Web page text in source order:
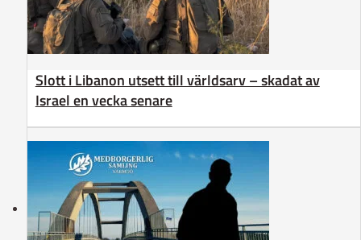
Slott i Libanon utsett till världsarv – skadat av
Israel en vecka senare